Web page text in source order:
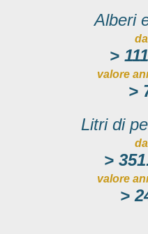
Alberi
>
valore
>
Litri di
>
valore
>